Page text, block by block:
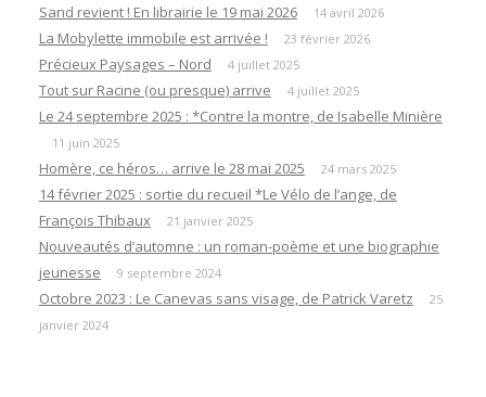
Sand revient ! En librairie le 19 mai 2026 14 avril 2026
La Mobylette immobile est arrivée ! 23 février 2026
Précieux Paysages – Nord 4 juillet 2025
Tout sur Racine (ou presque) arrive 4 juillet 2025
Le 24 septembre 2025 : *Contre la montre, de Isabelle Minière
11 juin 2025
Homère, ce héros… arrive le 28 mai 2025 24 mars 2025
14 février 2025 : sortie du recueil *Le Vélo de l’ange, de
François Thibaux
21 janvier 2025
Nouveautés d’automne : un roman-poème et une biographie
jeunesse
9 septembre 2024
Octobre 2023 : Le Canevas sans visage, de Patrick Varetz
25
janvier 2024